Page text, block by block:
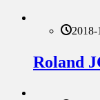
2018-
Roland